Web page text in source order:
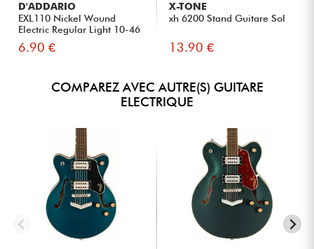
D'ADDARIO
EXL110 Nickel Wound
Electric Regular Light 10-46
6.90 €
X-TONE
xh 6200 Stand Guitare Sol
13.90 €
COMPAREZ AVEC AUTRE(S) GUITARE
ELECTRIQUE